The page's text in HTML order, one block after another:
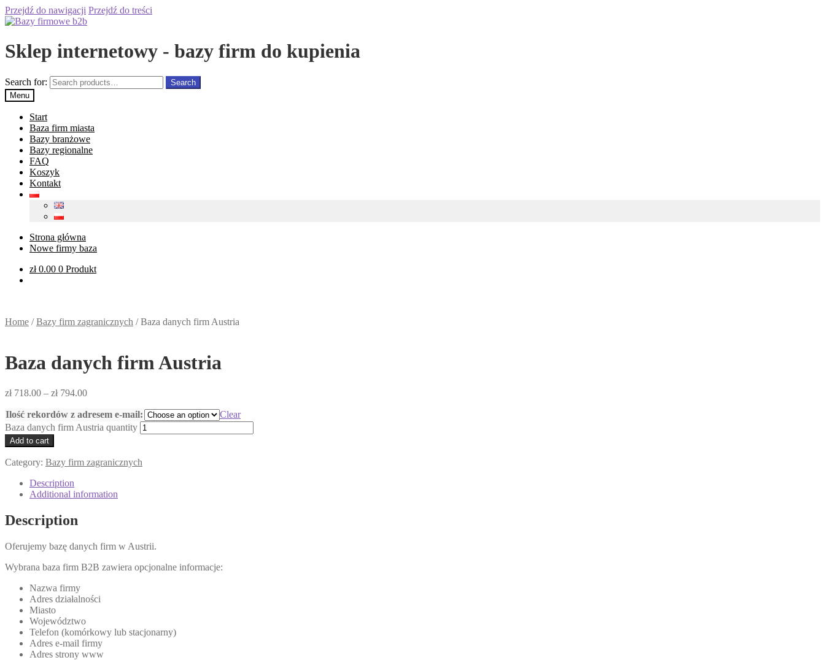
Przejdź do nawigacji Przejdź do treści
Sklep internetowy - bazy firm do kupienia
Search for:
Search
Menu
Start
Baza firm miasta
Bazy branżowe
Bazy regionalne
FAQ
Koszyk
Kontakt
Strona główna
Nowe firmy baza
zł0.00 0 Produkt
Home /Bazy firm zagranicznych /Baza danych firm Austria
Baza danych firm Austria
zł718.00 – zł794.00
Ilość rekordów z adresem e-mail:
Clear
Baza danych firm Austria quantity
Add to cart
Category: Bazy firm zagranicznych
Description
Additional information
Description
Oferujemy bazę danych firm w Austrii.
Wybrana baza firm B2B zawiera opcjonalne informacje:
Nazwa firmy
Adres działalności
Miasto
Województwo
Telefon (komórkowy lub stacjonarny)
Adres e-mail firmy
Adres strony www